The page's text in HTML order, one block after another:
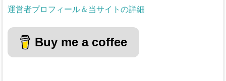
運営者プロフィール＆当サイトの詳細
Buy me a coffee